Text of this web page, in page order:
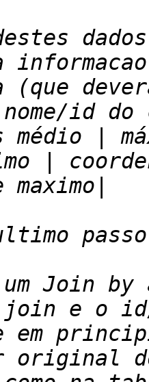
(que
|
Join by
em